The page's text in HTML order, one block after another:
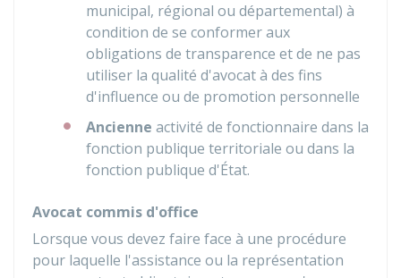
municipal, régional ou départemental) à
condition de se conformer aux
obligations de transparence et de ne pas
utiliser la qualité d'avocat à des fins
d'influence ou de promotion personnelle
Ancienne activité de fonctionnaire dans la
fonction publique territoriale ou dans la
fonction publique d'État.
Avocat commis d'office
Lorsque vous devez faire face à une procédure
pour laquelle l'assistance ou la représentation